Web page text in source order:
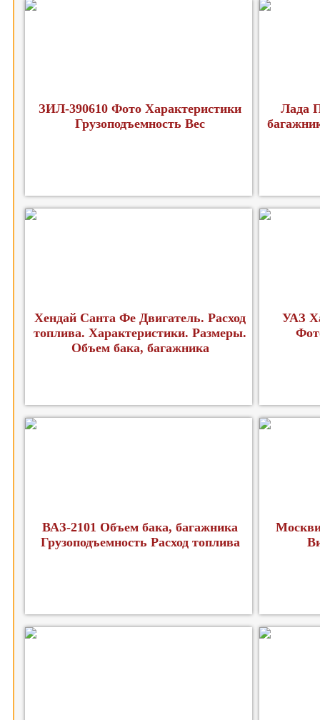
ЗИЛ-390610 Фото Характеристики
Грузоподъемность Вес
Лада
Хендай Санта Фе Двигатель. Расход
топлива. Характеристики. Размеры.
Объем бака, багажника
УАЗ
ВАЗ-2101 Объем бака, багажника
Грузоподъемность Расход топлива